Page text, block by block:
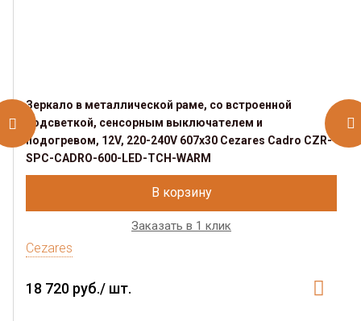
Зеркало в металлической раме, со встроенной
подсветкой, сенсорным выключателем и
подогревом, 12V, 220-240V 607x30 Cezares Cadro CZR-
SPC-CADRO-600-LED-TCH-WARM
В корзину
Заказать в 1 клик
Cezares
18 720 руб./ шт.